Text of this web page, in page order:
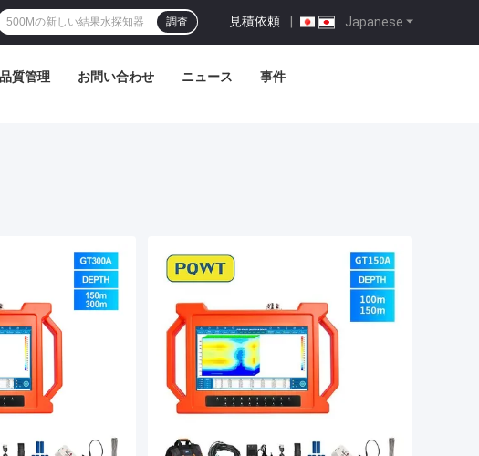
Japanese
見積依頼 |
調査
品質管理 お問い合わせ ニュース 事件